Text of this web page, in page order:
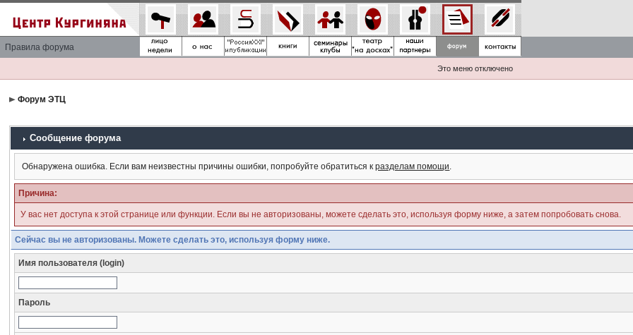
Правила форума
Это меню отключено
Форум ЭТЦ
Сообщение форума
Обнаружена ошибка. Если вам неизвестны причины ошибки, попробуйте обратиться кразделам помощи.
Причина:
У вас нет доступа к этой странице или функции. Если вы не авторизованы, можете сделать это, используя форму ниже, а затем попробовать снова.
Сейчас вы не авторизованы. Можете сделать это, используя форму ниже.
Имя пользователя (login)
Пароль